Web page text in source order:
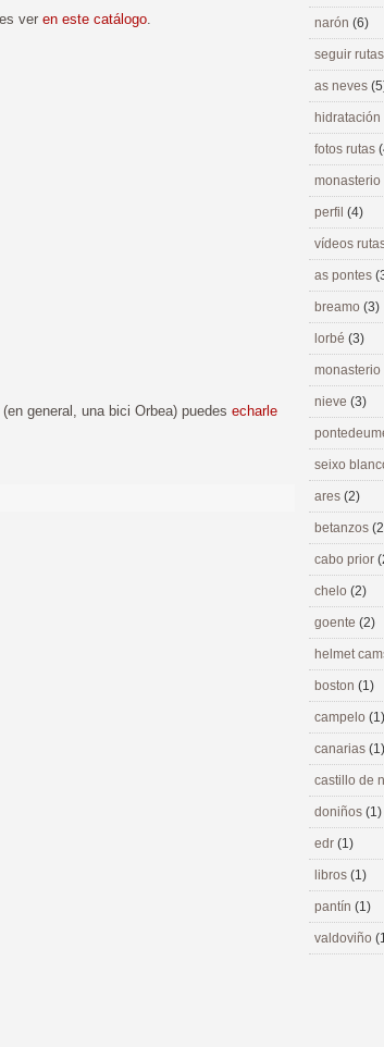
ver en este catálogo.
general, una bici Orbea) puedes echarle
narón (6)
seguir
as neves
hidratación
fotos rutas
perfil (4)
vídeos
as pontes
breamo (3)
lorbé (3)
nieve (3)
seixo
ares (2)
betanzos
cabo prior
chelo (2)
goente (2)
helmet
boston (1)
campelo (1)
canarias (1)
castillo de
doniños (1)
edr (1)
libros (1)
pantín (1)
valdoviño